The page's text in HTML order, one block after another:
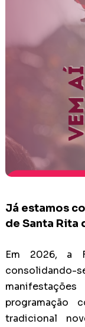
Já estamos
de Santa Rita
Em 2026, a
programação
tradicional